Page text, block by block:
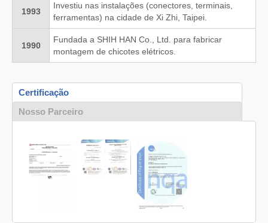
1993
Investiu nas instalações (conectores, terminais,
ferramentas) na cidade de Xi Zhi, Taipei.
1990
Fundada a SHIH HAN Co., Ltd. para fabricar
montagem de chicotes elétricos.
Certificação
Nosso Parceiro